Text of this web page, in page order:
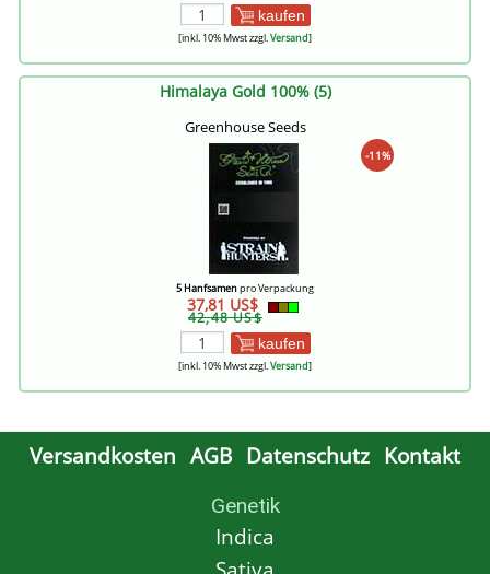
kaufen
[inkl. 10% Mwst zzgl.Versand]
Himalaya Gold 100% (5)
Greenhouse Seeds
-11%
5 Hanfsamenpro Verpackung
37,81 US$
42,48 US$
kaufen
[inkl. 10% Mwst zzgl.Versand]
Versandkosten AGB Datenschutz Kontakt
Genetik
Indica